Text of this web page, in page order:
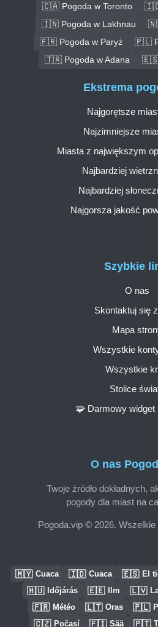
🇨🇦 Pogoda w Toronto
🇮🇩
🇮🇳 Pogoda w Lakhnau
🇫🇷 Pogoda w Paryż
🇵🇱
🇹🇷 Pogoda w Adana
🇪🇸
O nas
Twoje źródło dokładnych,
pogody dla miast na
Pogoda.vip © 2026.
Szybkie
O nas
Skontaktuj się
Mapa
Wszystkie
Wszystkie
Stolice
🧩 Darmowy widget
Ekstrema
Najgorętsze
Najzimniejsze
Miasta z największym
Najbardziej
Najbardziej
Najgorsza jakość
🇲🇾 Cuaca 🇮🇩 Cuaca 🇪🇸 El
🇭🇺 Időjárás 🇪🇪 Ilm 🇱🇻
🇫🇷 Météo 🇱🇹 Oras 🇵🇱
🇨🇿 Počasí 🇫🇮 Sää 🇵🇹